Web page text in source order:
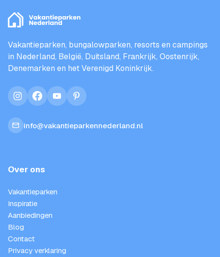
Vakantieparken, bungalowparken, resorts en campings
in Nederland, België, Duitsland, Frankrijk, Oostenrijk,
Denemarken en het Verenigd Koninkrijk.
instagramfacebookyoutubepinterest
info@vakantieparkennederland.nl
Over ons
Vakantieparken
Inspiratie
Aanbiedingen
Blog
Contact
Privacy verklaring